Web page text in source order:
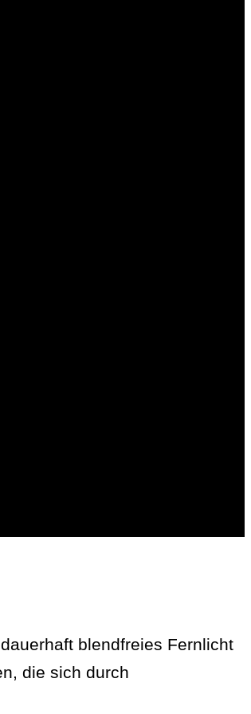
blendfreies Fernlicht
die sich durch